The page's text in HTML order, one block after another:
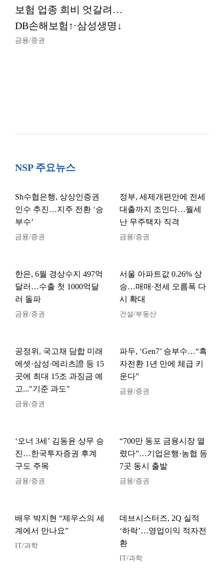
보험 업종 희비 엇갈려…
DB손해보험↑·삼성생명↓
금융/증권
NSP 주요뉴스
Sh수협은행, 상상인증권
인수 추진…지주 전환 ‘승
부수’
금융/증권
정부, 세제개편안에 전세
대출까지 조인다…월세
난 무주택자 직격
금융/증권
한은, 6월 경상수지 497억
달러…수출 첫 1000억달
러 돌파
금융/증권
서울 아파트값 0.26% 상
승…매매·전세 오름폭 다
시 확대
건설/부동산
공정위, 국고채 담합 미래
에셋·삼성·메리츠證 등 15
곳에 최대 15조 과징금 예
고..."기준 과도"
금융/증권
파두, ‘Gen7’ 승부수…“흑
자전환 1년 만에 체급 키
운다”
금융/증권
‘오너 3세’ 김동윤 상무 승
진…한국투자증권 후계
구도 주목
금융/증권
“700만 동포 금융시장 열
렸다”…기업은행·농협 등
7곳 동시 출발
금융/증권
배우 박지현 “제우스의 세
계에서 만나요”
IT/과학
데브시스터즈, 2Q 실적
‘하락’…영업이익 적자전
환
IT/과학